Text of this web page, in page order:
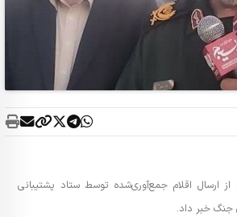
ارسال اقلام جمع‌آوری‌شده توسط ستاد پشتیبانی
جنگ خبر داد.